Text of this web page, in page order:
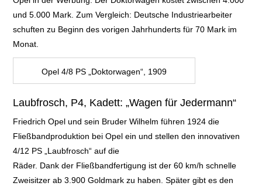
und 5.000 Mark. Zum Vergleich: Deutsche Industriearbeiter
schuften zu Beginn des vorigen Jahrhunderts für 70 Mark im
Monat.
Opel 4/8 PS „Doktorwagen“, 1909
Laubfrosch, P4, Kadett: „Wagen für Jedermann“
Friedrich Opel und sein Bruder Wilhelmführen 1924 die
Fließbandproduktion bei Opel ein und stellen den innovativen
4/12 PS „Laubfrosch“ auf die
Räder. Dank der Fließbandfertigung ist der 60 km/h schnelle
Zweisitzer ab 3.900 Goldmarkzu haben. Später gibt es den